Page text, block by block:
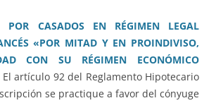
CASADOS EN RÉGIMEN LEGAL
«POR MITAD Y EN PROINDIVISO,
CON SU RÉGIMEN ECONÓMICO
El artículo 92 del Reglamento Hipotecario
se practique a favor del cónyuge